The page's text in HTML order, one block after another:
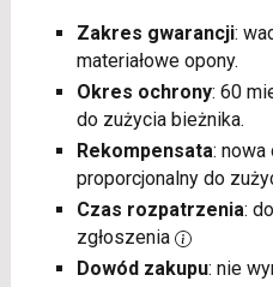
Zakres gwarancji:
materiałowe opony.
Okres ochrony: 60
do zużycia bieżnika.
Rekompensata:
proporcjonalny do
Czas rozpatrzenia:
zgłoszenia
Dowód zakupu: nie